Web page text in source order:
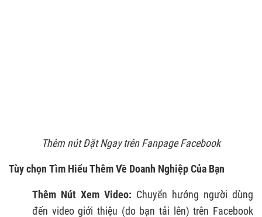
Thêm nút Đặt Ngay trên Fanpage Facebook
Tùy chọn Tìm Hiểu Thêm Về Doanh Nghiệp Của Bạn
Thêm Nút Xem Video: Chuyển hướng người dùng
đến video giới thiệu (do bạn tải lên) trên Facebook